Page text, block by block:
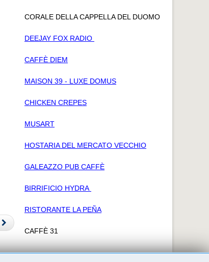
CORALE DELLA CAPPELLA DEL DUOMO
DEEJAY FOX RADIO
CAFFÈ DIEM
MAISON 39 - LUXE DOMUS
CHICKEN CREPES
MUSART
HOSTARIA DEL MERCATO VECCHIO
GALEAZZO PUB CAFFÈ
BIRRIFICIO HYDRA
RISTORANTE LA PEÑA
CAFFÈ 31